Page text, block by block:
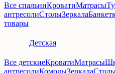
Все спальниКроватиМатрасы
антресолиСтолыЗеркала
товары
Детская
Все детскиеКроватиМатрасы
антресолиКомодыЗеркала